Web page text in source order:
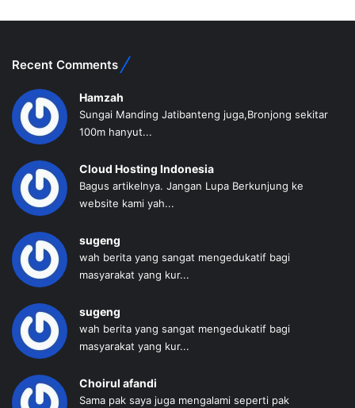
Recent Comments
Hamzah
Sungai Manding Jatibanteng juga,Bronjong sekitar
100m hanyut...
Cloud Hosting Indonesia
Bagus artikelnya. Jangan Lupa Berkunjung ke
website kami yah...
sugeng
wah berita yang sangat mengedukatif bagi
masyarakat yang kur...
sugeng
wah berita yang sangat mengedukatif bagi
masyarakat yang kur...
Choirul afandi
Sama pak saya juga mengalami seperti pak